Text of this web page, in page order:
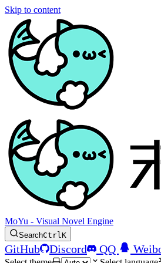
Skip to content
MoYu - Visual Novel Engine
SearchCtrlK
GitHub Discord QQ